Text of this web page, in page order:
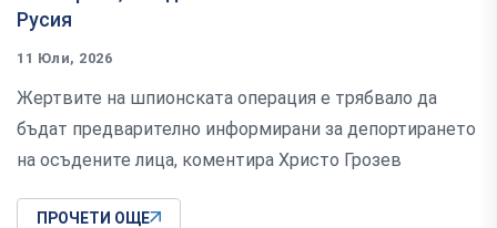
Русия
11 Юли, 2026
Жертвите на шпионската операция е трябвало да
бъдат предварително информирани за депортирането
на осъдените лица, коментира Христо Грозев
ПРОЧЕТИ ОЩЕ